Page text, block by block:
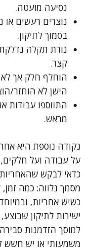
נסיעה מועטה.
נוצרים רעשים או
בסמוך לתיקון.
נורת תקלה
קצר.
הוחלף חלק אך
הישן לא הוחזר/
התווספו עבודות
מראש.
נקודה נוספת היא
על עבודה ועל
כדאי לבקש
מסמך נלווה: כמה
כשיש אחריות,
ישירות לתיקון
למוסך הזדמנות
משמעותי או יש חשש